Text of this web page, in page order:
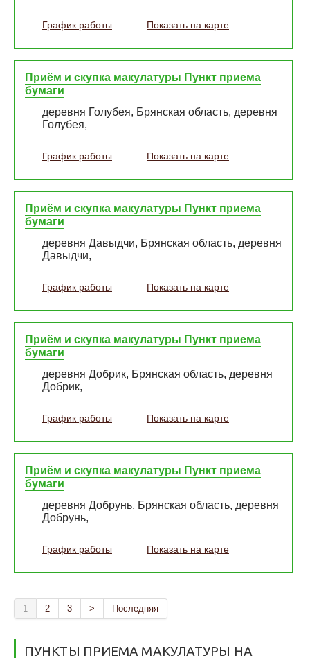
График работы Показать на карте
Приём и скупка макулатуры Пункт приема
бумаги
деревня Голубея, Брянская область, деревня
Голубея,
График работы Показать на карте
Приём и скупка макулатуры Пункт приема
бумаги
деревня Давыдчи, Брянская область, деревня
Давыдчи,
График работы Показать на карте
Приём и скупка макулатуры Пункт приема
бумаги
деревня Добрик, Брянская область, деревня
Добрик,
График работы Показать на карте
Приём и скупка макулатуры Пункт приема
бумаги
деревня Добрунь, Брянская область, деревня
Добрунь,
График работы Показать на карте
1 2 3 > Последняя
ПУНКТЫ ПРИЕМА МАКУЛАТУРЫ НА